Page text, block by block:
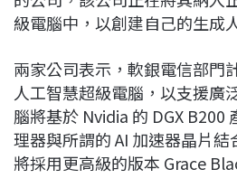
級電腦中，以創建自己的生成
兩家公司表示，軟銀電信部門
人工智慧超級電腦，以支援廣
腦將基於 Nvidia 的 DGX B200
理器與所謂的 AI 加速器晶片
將採用更高級的版本 Grace